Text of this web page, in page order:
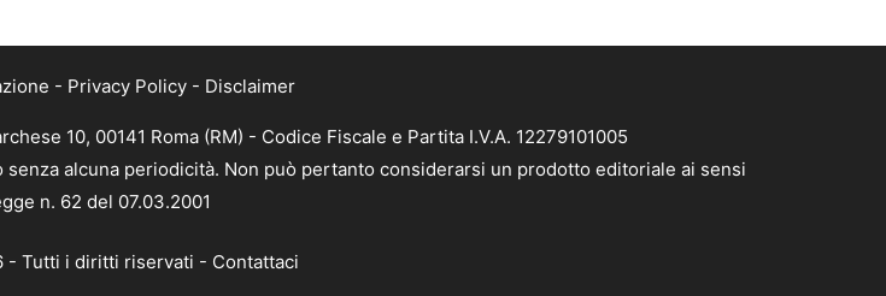
- Privacy Policy - Disclaimer
10, 00141 Roma (RM) - Codice Fiscale e Partita I.V.A. 12279101005
alcuna periodicità. Non può pertanto considerarsi un prodotto editoriale ai sensi
n. 62 del 07.03.2001
- Tutti i diritti riservati - Contattaci